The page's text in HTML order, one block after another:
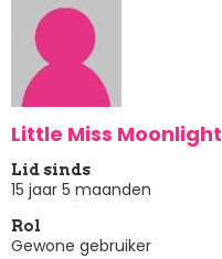
Little Miss Moonlight
Lid sinds
15 jaar 5 maanden
Rol
Gewone gebruiker